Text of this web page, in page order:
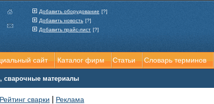
сайт Каталог фирм Статьи Словарь терминов
сварочные материалы
Рейтинг сварки Реклама
Добавить оборудование [?]
Добавить новость [?]
Добавить прайс-лист [?]